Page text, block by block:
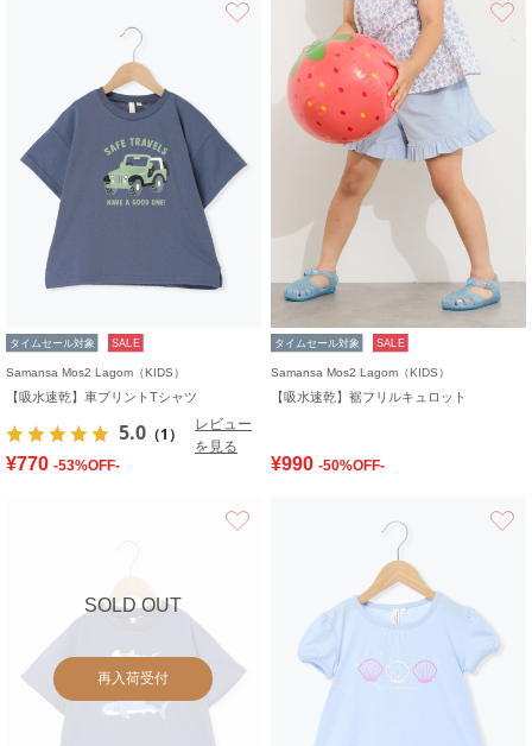
タイムセール対象 SALE
Samansa Mos2 Lagom（KIDS）
【吸水速乾】車プリントTシャツ
5.0 （1）
レビュー
を見る
¥770 -53%OFF-
タイムセール対象 SALE
Samansa Mos2 Lagom（KIDS）
【吸水速乾】裾フリルキュロット
¥990 -50%OFF-
SOLD OUT
再入荷受付